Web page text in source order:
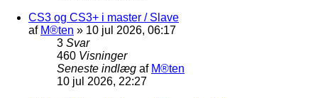
CS3 og CS3+ i master / Slave
af M®ten » 10 jul 2026, 06:17
3 Svar
460 Visninger
Seneste indlæg af M®ten
10 jul 2026, 22:27